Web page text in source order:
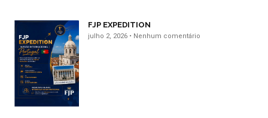
FJP EXPEDITION
julho 2, 2026 Nenhum comentário